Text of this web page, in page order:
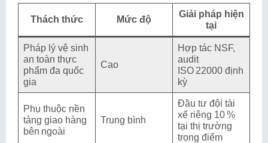
Thách thức Mức độ
Giải pháp hiện
tại
Pháp lý vệ sinh
an toàn thực
phẩm đa quốc
gia
Cao
Hợp tác NSF,
audit
ISO 22000 định
kỳ
Phụ thuộc nền
tảng giao hàng
bên ngoài
Trung bình
Đầu tư đội tài
xế riêng 10 %
tại thị trường
trọng điểm